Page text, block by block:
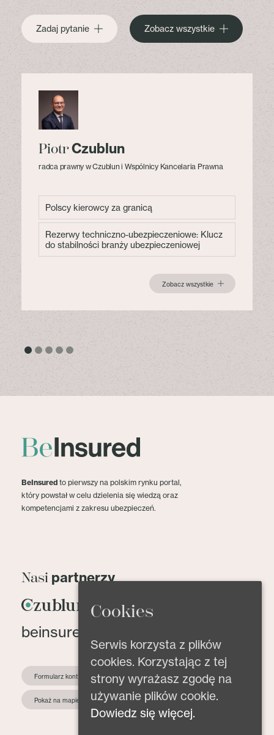
Zadaj pytanie Zobacz wszystkie
PiotrCzublun
radca prawny w Czublun i Wspólnicy Kancelaria Prawna
Polscy kierowcy za granicą
Rezerwy techniczno-ubezpieczeniowe: Klucz
do stabilności branży ubezpieczeniowej
Zobacz wszystkie
BeInsured to pierwszy na polskim rynku portal,
który powstał w celu dzielenia się wiedzą oraz
kompetencjami z zakresu ubezpieczeń.
Nasi partnerzy
beinsured@beinsured.pl
Formularz kontaktowy
Pokaż na mapie
Cookies
Serwis korzysta z plików
cookies. Korzystając z tej
strony wyrażasz zgodę na
używanie plików cookie.
Dowiedz się więcej.